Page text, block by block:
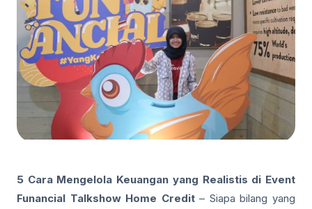
5 Cara Mengelola Keuangan yang Realistis di Event
Funancial Talkshow Home Credit– Siapa bilang yang